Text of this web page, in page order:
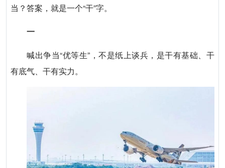
当？答案，就是一个“干”字。
一
喊出争当“优等生”，不是纸上谈兵，是干有基础、干
有底气、干有实力。